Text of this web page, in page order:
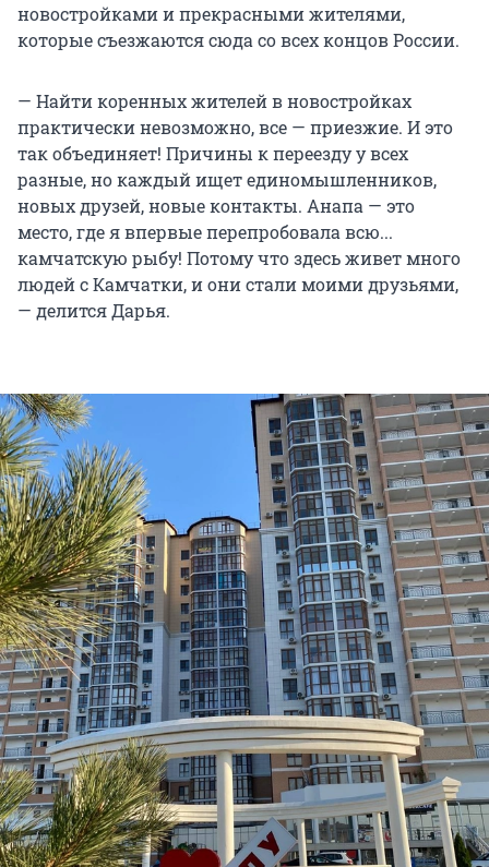
новостройками и прекрасными жителями,
которые съезжаются сюда со всех концов России.
— Найти коренных жителей в новостройках
практически невозможно, все — приезжие. И это
так объединяет! Причины к переезду у всех
разные, но каждый ищет единомышленников,
новых друзей, новые контакты. Анапа — это
место, где я впервые перепробовала всю...
камчатскую рыбу! Потому что здесь живет много
людей с Камчатки, и они стали моими друзьями,
— делится Дарья.